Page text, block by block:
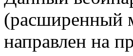
(расширенный
направлен на